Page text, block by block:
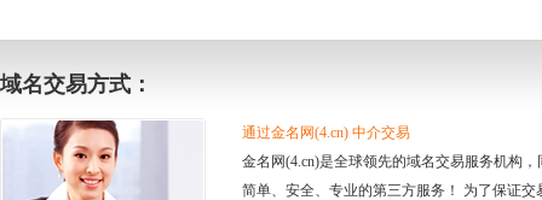
域名交易方式：
通过金名网(4.cn) 中介交易
金名网(4.cn)是全球领先的域名交易服务机构
简单、安全、专业的第三方服务！ 为了保证